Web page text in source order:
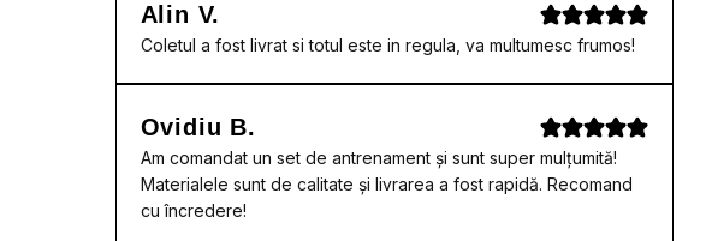
Alin V.
Coletul a fost livrat si totul este in regula, va multumesc frumos!
Ovidiu B.
Am comandat un set de antrenament și sunt super mulțumită!
Materialele sunt de calitate și livrarea a fost rapidă. Recomand
cu încredere!